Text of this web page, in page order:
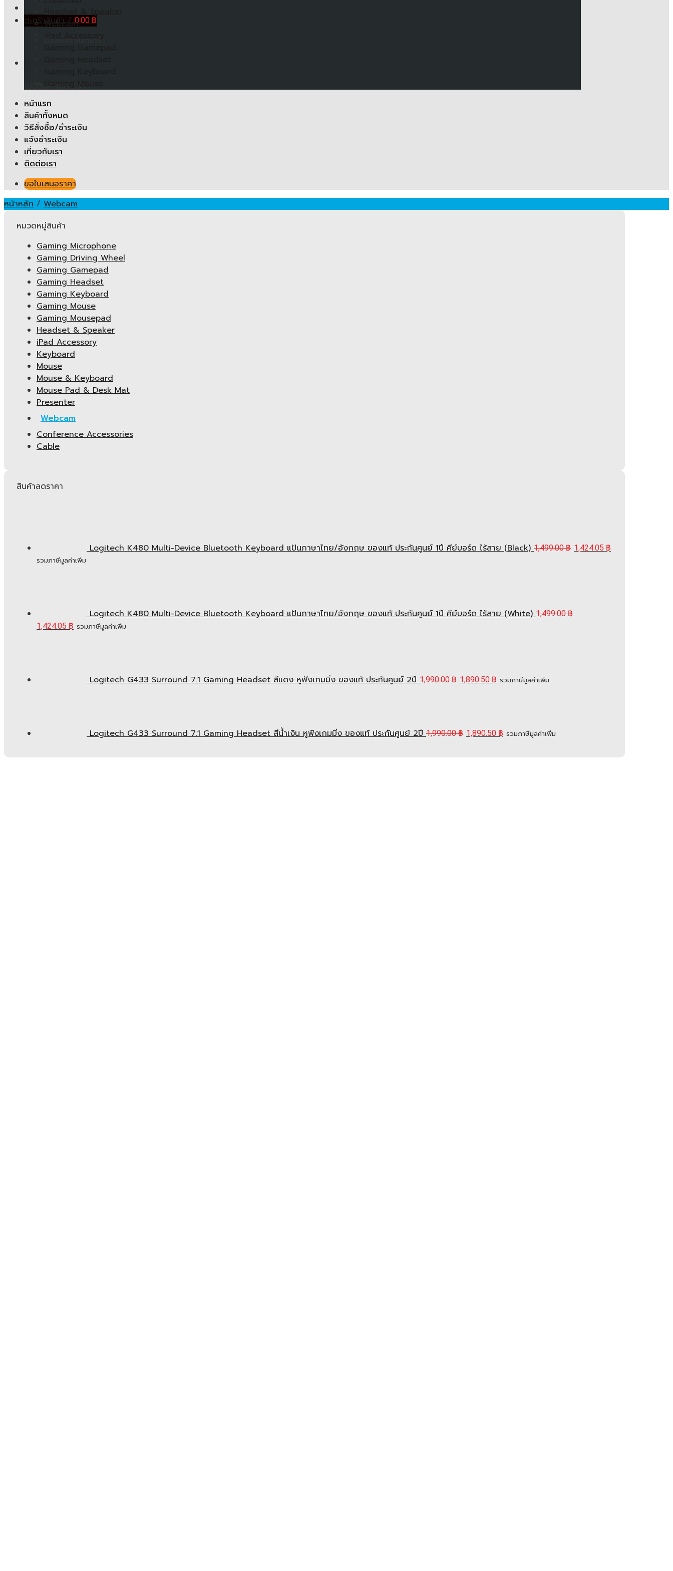
ตะกร้าสินค้า /0.00 ฿
ไม่มีสินค้าในตะกร้า
ไม่มีสินค้าในตะกร้า
Headset & Speaker
Webcam
iPad Accessory
Gaming Mouse
หน้าแรก
สินค้าทั้งหมด
วิธีสั่งซื้อ/ชำระเงิน
แจ้งชำระเงิน
เกี่ยวกับเรา
ติดต่อเรา
ขอใบเสนอราคา
หน้าหลัก / Webcam
หมวดหมู่สินค้า
Gaming Microphone
Gaming Driving Wheel
Gaming Gamepad
Gaming Headset
Gaming Keyboard
Gaming Mouse
Gaming Mousepad
Headset & Speaker
iPad Accessory
Keyboard
Mouse
Mouse & Keyboard
Mouse Pad & Desk Mat
Presenter
Webcam
Conference Accessories
Cable
สินค้าลดราคา
Logitech K480 Multi-Device Bluetooth Keyboard แป้นภาษาไทย/อังกฤษ ของแท้ ประกันศูนย์ 1ปี คีย์บอร์ด ไร้สาย (Black) 1,499.00฿ 1,424.05 ฿
รวมภาษีมูลค่าเพิ่ม
Logitech K480 Multi-Device Bluetooth Keyboard แป้นภาษาไทย/อังกฤษ ของแท้ ประกันศูนย์ 1ปี คีย์บอร์ด ไร้สาย (White) 1,499.00฿
1,424.05 ฿ รวมภาษีมูลค่าเพิ่ม
Logitech G433 Surround 7.1 Gaming Headset สีแดง หูฟังเกมมิ่ง ของแท้ ประกันศูนย์ 2ปี 1,990.00฿ 1,890.50 ฿ รวมภาษีมูลค่าเพิ่ม
Logitech G433 Surround 7.1 Gaming Headset สีน้ำเงิน หูฟังเกมมิ่ง ของแท้ ประกันศูนย์ 2ปี 1,990.00฿ 1,890.50 ฿ รวมภาษีมูลค่าเพิ่ม